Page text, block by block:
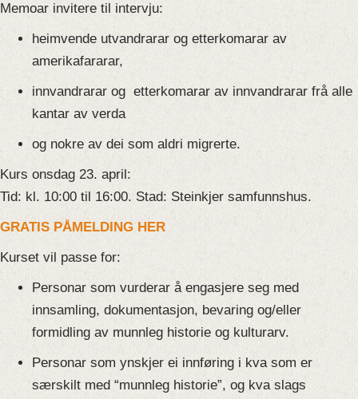
Memoar invitere til intervju:
heimvende utvandrarar og etterkomarar av
amerikafararar,
innvandrarar og etterkomarar av innvandrarar frå alle
kantar av verda
og nokre av dei som aldri migrerte.
Kurs onsdag 23. april:
Tid: kl. 10:00 til 16:00. Stad: Steinkjer samfunnshus.
GRATIS PÅMELDING HER
Kurset vil passe for:
Personar som vurderar å engasjere seg med
innsamling, dokumentasjon, bevaring og/eller
formidling av munnleg historie og kulturarv.
Personar som ynskjer ei innføring i kva som er
særskilt med “munnleg historie”, og kva slags